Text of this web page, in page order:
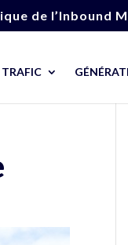
de l’Inbound